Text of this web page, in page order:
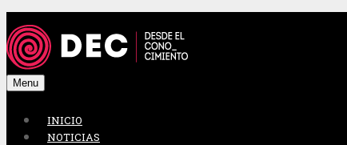
Menu
INICIO
NOTICIAS